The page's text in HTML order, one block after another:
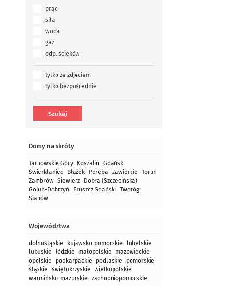
prąd
siła
woda
gaz
odp. ścieków
tylko ze zdjęciem
tylko bezpośrednie
Domy na skróty
Tarnowskie Góry Koszalin
Gdańsk
Świerklaniec
Błażek Poręba Zawiercie
Toruń
Zambrów Siewierz
Dobra (Szczecińska)
Golub-Dobrzyń
Pruszcz Gdański Tworóg
Sianów
Województwa
dolnośląskie kujawsko-pomorskie
lubelskie
lubuskie
łódzkie małopolskie
mazowieckie
opolskie
podkarpackie podlaskie
pomorskie
śląskie
świętokrzyskie
wielkopolskie
warmińsko-mazurskie
zachodniopomorskie